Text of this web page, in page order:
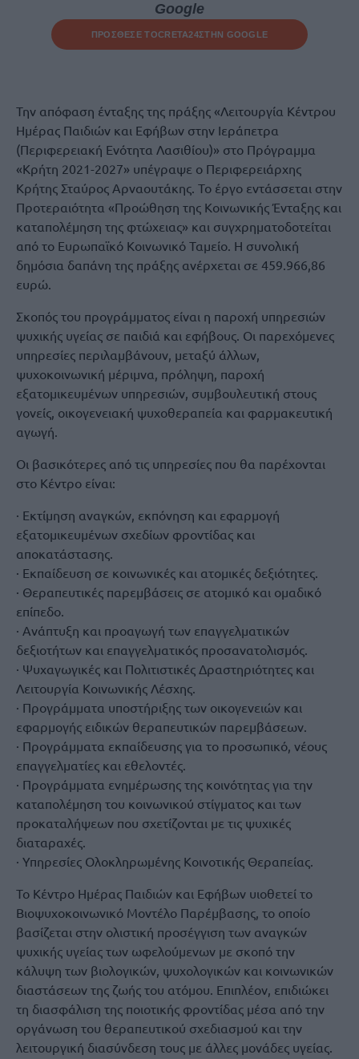
Google
ΠΡΟΣΘΕΣΕ ΤΟCRETA24ΣΤΗΝ GOOGLE
Την απόφαση ένταξης της πράξης «Λειτουργία Κέντρου
Ημέρας Παιδιών και Εφήβων στην Ιεράπετρα
(Περιφερειακή Ενότητα Λασιθίου)» στο Πρόγραμμα
«Κρήτη 2021-2027» υπέγραψε ο Περιφερειάρχης
Κρήτης Σταύρος Αρναουτάκης. Το έργο εντάσσεται στην
Προτεραιότητα «Προώθηση της Κοινωνικής Ένταξης και
καταπολέμηση της φτώχειας» και συγχρηματοδοτείται
από το Ευρωπαϊκό Κοινωνικό Ταμείο. Η συνολική
δημόσια δαπάνη της πράξης ανέρχεται σε 459.966,86
ευρώ.
Σκοπός του προγράμματος είναι η παροχή υπηρεσιών
ψυχικής υγείας σε παιδιά και εφήβους. Οι παρεχόμενες
υπηρεσίες περιλαμβάνουν, μεταξύ άλλων,
ψυχοκοινωνική μέριμνα, πρόληψη, παροχή
εξατομικευμένων υπηρεσιών, συμβουλευτική στους
γονείς, οικογενειακή ψυχοθεραπεία και φαρμακευτική
αγωγή.
Οι βασικότερες από τις υπηρεσίες που θα παρέχονται
στο Κέντρο είναι:
· Εκτίμηση αναγκών, εκπόνηση και εφαρμογή
εξατομικευμένων σχεδίων φροντίδας και
αποκατάστασης.
· Εκπαίδευση σε κοινωνικές και ατομικές δεξιότητες.
· Θεραπευτικές παρεμβάσεις σε ατομικό και ομαδικό
επίπεδο.
· Ανάπτυξη και προαγωγή των επαγγελματικών
δεξιοτήτων και επαγγελματικός προσανατολισμός.
· Ψυχαγωγικές και Πολιτιστικές Δραστηριότητες και
Λειτουργία Κοινωνικής Λέσχης.
· Προγράμματα υποστήριξης των οικογενειών και
εφαρμογής ειδικών θεραπευτικών παρεμβάσεων.
· Προγράμματα εκπαίδευσης για το προσωπικό, νέους
επαγγελματίες και εθελοντές.
· Προγράμματα ενημέρωσης της κοινότητας για την
καταπολέμηση του κοινωνικού στίγματος και των
προκαταλήψεων που σχετίζονται με τις ψυχικές
διαταραχές.
· Υπηρεσίες Ολοκληρωμένης Κοινοτικής Θεραπείας.
Το Κέντρο Ημέρας Παιδιών και Εφήβων υιοθετεί το
Βιοψυχοκοινωνικό Μοντέλο Παρέμβασης, το οποίο
βασίζεται στην ολιστική προσέγγιση των αναγκών
ψυχικής υγείας των ωφελούμενων με σκοπό την
κάλυψη των βιολογικών, ψυχολογικών και κοινωνικών
διαστάσεων της ζωής του ατόμου. Επιπλέον, επιδιώκει
τη διασφάλιση της ποιοτικής φροντίδας μέσα από την
οργάνωση του θεραπευτικού σχεδιασμού και την
λειτουργική διασύνδεση τους με άλλες μονάδες υγείας.